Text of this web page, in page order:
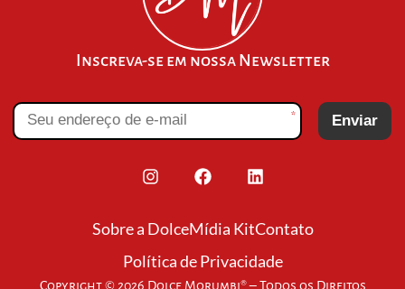
Inscreva-se em nossa Newsletter
* Enviar
Sobre a DolceMídia KitContato
Política de Privacidade
Copyright © 2026 Dolce Morumbi® – Todos os Direitos